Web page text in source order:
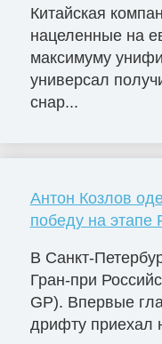
Китайская
нацеленные на
максимуму
универсал
снар...
Антон Козлов
победу на этапе
В Санкт-
Гран-при
GP). Впервые
дрифту приехал